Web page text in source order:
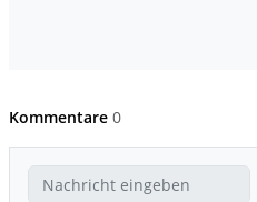
Kommentare 0